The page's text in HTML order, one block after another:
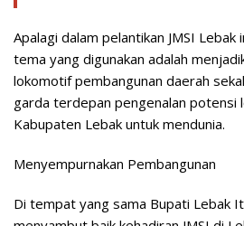
Apalagi dalam pelantikan JMSI Lebak
tema yang digunakan adalah
lokomotif pembangunan daerah
garda terdepan pengenalan potensi
Kabupaten Lebak untuk mendunia.
Menyempurnakan Pembangunan
Di tempat yang sama Bupati Lebak